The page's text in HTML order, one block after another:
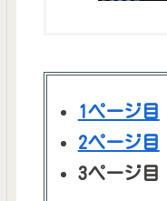
1ページ目
2ページ目
3ページ目